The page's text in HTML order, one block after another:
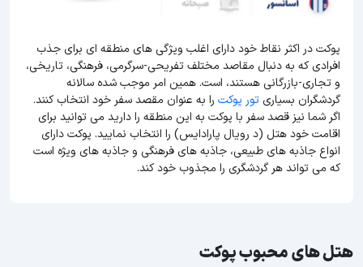
پوکت در اکثر نقاط خود دارای اغلب ویژگی های منطقه ای برای جذب
افرادی که به دنبال مقاصد مختلف تفریحی-سرگرمی، فرهنگی، تاریخی،
و تجاری-بازرگانی هستند، است. همین امر موجب شده سالانه
گردشگران بسیاریتور پوکت را به عنوان مقصد سفر خود انتخاب کنند.
اگر شما نیز قصد سفر با پوکت به این منطقه را دارید می توانید برای
اقامت خود هتل (د رویال پارادایس) را انتخاب نمایید. پوکت دارای
انواع جاذبه های طبیعی، جاذبه های فرهنگی و جاذبه های ویژه است
که می تواند هر گردشگری را مجذوب خود کند.
هتل های محبوب پوکت